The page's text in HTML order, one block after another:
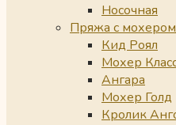
Носочная
Пряжа с
Кид Роял
Мохер
Ангара
Мохер Голд
Кролик